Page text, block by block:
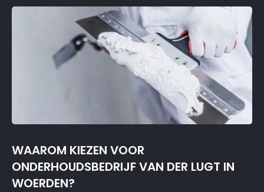
WAAROM KIEZEN VOOR
ONDERHOUDSBEDRIJF VAN DER LUGT IN
WOERDEN?